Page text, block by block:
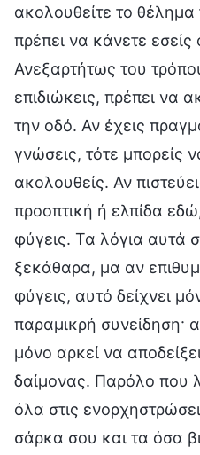
ακολουθείτε το
πρέπει να κάνετε εσείς
Ανεξαρτήτως του
επιδιώκεις, πρέπει να
την οδό. Αν έχεις
γνώσεις, τότε μπορείς
ακολουθείς. Αν
προοπτική ή ελπίδα
φύγεις. Τα λόγια αυτά
ξεκάθαρα, μα αν
φύγεις, αυτό δείχνει
παραμικρή συνείδηση·
μόνο αρκεί να
δαίμονας. Παρόλο που
όλα στις
σάρκα σου και τα όσα